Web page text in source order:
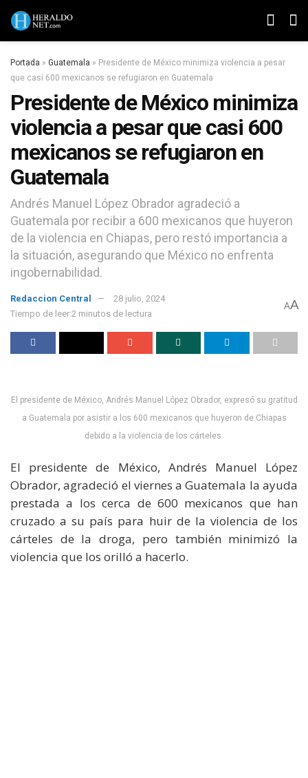
Portada » Guatemala » Presidente de México minimiza violencia a pesar
que casi 600 mexicanos se refugiaron en Guatemala
Presidente de México minimiza
violencia a pesar que casi 600
mexicanos se refugiaron en
Guatemala
Andrés Manuel López Obrador agradeció a
Guatemala por recibir a 600 mexicanos que huyeron
de la violencia en Chiapas, pero restó importancia a
la situación, asegurando que México no enfrenta
ingobernabilidad.
Redaccion Central
28 julio, 2024
Tiempo de leer:2 minutos de lectura
AA
El presidente de México, Andrés Manuel López Obrador, expresó su gratitud
a Guatemala por asistir a los 600 mexicanos que huyeron de Chiapas
debido a la violencia de los cárteles.
El presidente de México, Andrés Manuel López
Obrador, agradeció el viernes a Guatemala la ayuda
prestada a los cerca de 600 mexicanos que han
cruzado a su país para huir de la violencia de los
cárteles de la droga, pero también minimizó la
violencia que los orilló a hacerlo.